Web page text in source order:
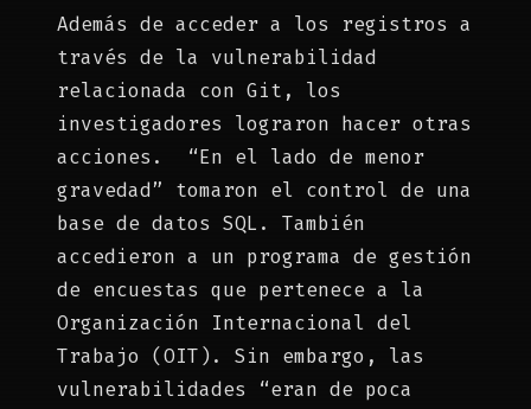
Además de acceder a los registros a
través de la vulnerabilidad
relacionada con Git, los
investigadores lograron hacer otras
acciones. “En el lado de menor
gravedad” tomaron el control de una
base de datos SQL. También
accedieron a un programa de gestión
de encuestas que pertenece a la
Organización Internacional del
Trabajo (OIT). Sin embargo, las
vulnerabilidades “eran de poca